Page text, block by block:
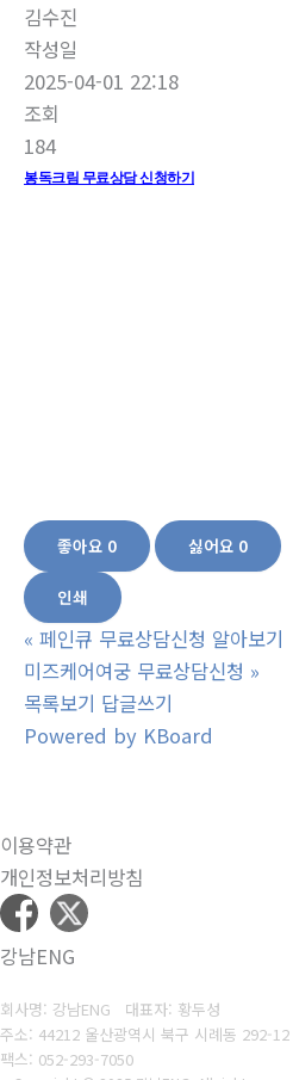
김수진
작성일
2025-04-01 22:18
조회
184
봉독크림 무료상담 신청하기
좋아요 0 싫어요 0
인쇄
« 페인큐 무료상담신청 알아보기
미즈케어여궁 무료상담신청 »
목록보기 답글쓰기
Powered by KBoard
이용약관
개인정보처리방침
강남ENG
회사명: 강남ENG 대표자: 황두성
주소: 44212 울산광역시 북구 시례동 292-12
팩스: 052-293-7050